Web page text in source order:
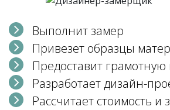
Выполнит замер
Привезет образцы
Предоставит грамотную
Разработает дизайн-
Рассчитает стоимость и